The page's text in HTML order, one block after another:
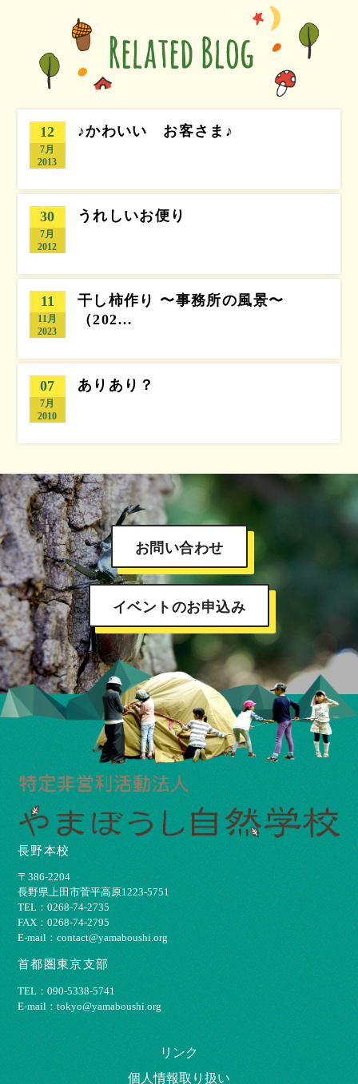
12
7月
2013
♪かわいい お客さま♪
30
7月
2012
うれしいお便り
11
11月
2023
干し柿作り 〜事務所の風景〜
（202…
07
7月
2010
ありあり？
お問い合わせ
イベントのお申込み
長野本校
〒386-2204
⻑野県上⽥市菅平⾼原1223-5751
TEL：0268-74-2735
FAX：0268-74-2795
E-mail：contact@yamaboushi.org
首都圏東京支部
TEL：090-5338-5741
E-mail：tokyo@yamaboushi.org
リンク
個⼈情報取り扱い